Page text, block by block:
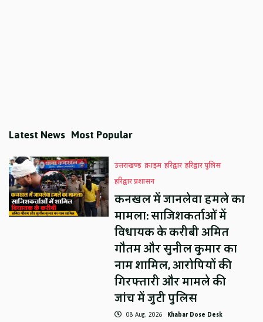
Latest News Most Popular
उत्तराखण्ड क्राइम हरिद्वार हरिद्वार पुलिस
हरिद्वार प्रशासन
कनखल में जानलेवा हमले का
मामला: साजिशकर्ताओं में
विधायक के करीबी अमित
गौतम और सुनील कुमार का
नाम शामिल, आरोपियों की
गिरफ्तारी और मामले की
जांच में जुटी पुलिस
08 Aug, 2026 Khabar Dose Desk